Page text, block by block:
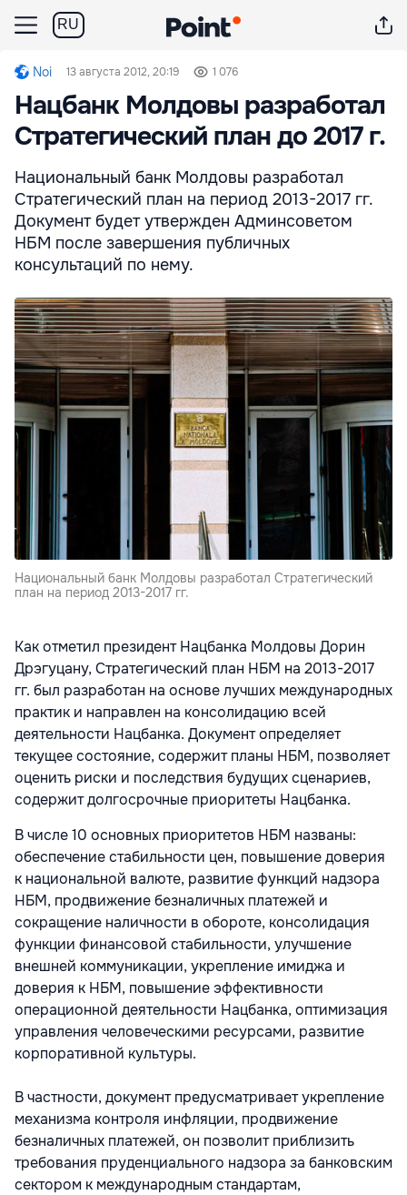
RU
Noi 13 августа 2012, 20:19 1 076
Нацбанк Молдовы разработал
Стратегический план до 2017 г.
Национальный банк Молдовы разработал
Стратегический план на период 2013-2017 гг.
Документ будет утвержден Админсоветом
НБМ после завершения публичных
консультаций по нему.
Национальный банк Молдовы разработал Стратегический
план на период 2013-2017 гг.
Как отметил президент Нацбанка Молдовы Дорин
Дрэгуцану, Стратегический план НБМ на 2013-2017
гг. был разработан на основе лучших международных
практик и направлен на консолидацию всей
деятельности Нацбанка. Документ определяет
текущее состояние, содержит планы НБМ, позволяет
оценить риски и последствия будущих сценариев,
содержит долгосрочные приоритеты Нацбанка.
В числе 10 основных приоритетов НБМ названы:
обеспечение стабильности цен, повышение доверия
к национальной валюте, развитие функций надзора
НБМ, продвижение безналичных платежей и
сокращение наличности в обороте, консолидация
функции финансовой стабильности, улучшение
внешней коммуникации, укрепление имиджа и
доверия к НБМ, повышение эффективности
операционной деятельности Нацбанка, оптимизация
управления человеческими ресурсами, развитие
корпоративной культуры.
В частности, документ предусматривает укрепление
механизма контроля инфляции, продвижение
безналичных платежей, он позволит приблизить
требования пруденциального надзора за банковским
сектором к международным стандартам,